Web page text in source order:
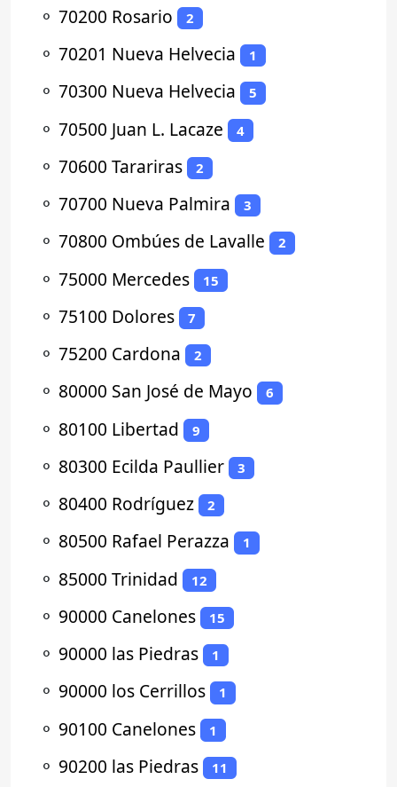
⚬ 70200 Rosario 2
⚬ 70201 Nueva Helvecia 1
⚬ 70300 Nueva Helvecia 5
⚬ 70500 Juan L. Lacaze 4
⚬ 70600 Tarariras 2
⚬ 70700 Nueva Palmira 3
⚬ 70800 Ombúes de Lavalle 2
⚬ 75000 Mercedes 15
⚬ 75100 Dolores 7
⚬ 75200 Cardona 2
⚬ 80000 San José de Mayo 6
⚬ 80100 Libertad 9
⚬ 80300 Ecilda Paullier 3
⚬ 80400 Rodríguez 2
⚬ 80500 Rafael Perazza 1
⚬ 85000 Trinidad 12
⚬ 90000 Canelones 15
⚬ 90000 las Piedras 1
⚬ 90000 los Cerrillos 1
⚬ 90100 Canelones 1
⚬ 90200 las Piedras 11